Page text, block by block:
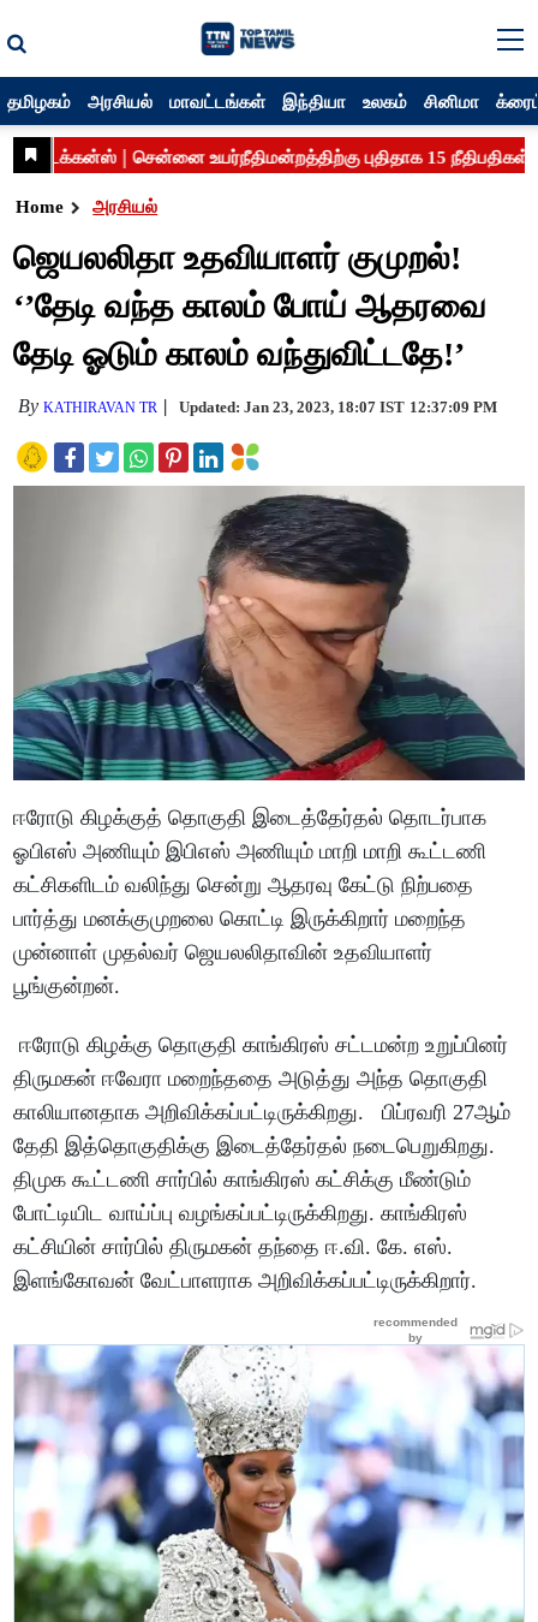
தமிழகம் அரசியல் மாவட்டங்கள் இந்தியா உலகம் சினிமா
Home அரசியல்
ஜெயலலிதா உதவியாளர் குமுறல்!
‘’தேடி வந்த காலம் போய் ஆதரவை
தேடி ஓடும் காலம் வந்துவிட்டதே!’
ByKATHIRAVAN TR Updated: Jan 23, 2023, 18:07 IST 12:37:09 PM
ஈரோடு கிழக்குத் தொகுதி இடைத்தேர்தல் தொடர்பாக
ஓபிஎஸ் அணியும் இபிஎஸ் அணியும் மாறி மாறி கூட்டணி
கட்சிகளிடம் வலிந்து சென்று ஆதரவு கேட்டு நிற்பதை
பார்த்து மனக்குமுறலை கொட்டி இருக்கிறார் மறைந்த
முன்னாள் முதல்வர் ஜெயலலிதாவின் உதவியாளர்
பூங்குன்றன்.
ஈரோடு கிழக்கு தொகுதி காங்கிரஸ் சட்டமன்ற உறுப்பினர்
திருமகன் ஈவேரா மறைந்ததை அடுத்து அந்த தொகுதி
காலியானதாக அறிவிக்கப்பட்டிருக்கிறது. பிப்ரவரி 27ஆம்
தேதி இத்தொகுதிக்கு இடைத்தேர்தல் நடைபெறுகிறது.
திமுக கூட்டணி சார்பில் காங்கிரஸ் கட்சிக்கு மீண்டும்
போட்டியிட வாய்ப்பு வழங்கப்பட்டிருக்கிறது. காங்கிரஸ்
கட்சியின் சார்பில் திருமகன் தந்தை ஈ.வி. கே. எஸ்.
இளங்கோவன் வேட்பாளராக அறிவிக்கப்பட்டிருக்கிறார்.